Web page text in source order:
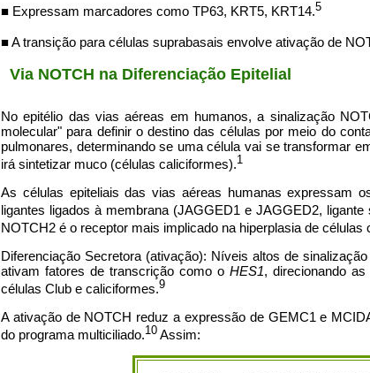
■ Expressam marcadores como TP63, KRT5, KRT14.5
■ A transição para células suprabasais envolve ativação de
Via NOTCH na Diferenciação Epitelial
No epitélio das vias aéreas em humanos, a sinalização
molecular" para definir o destino das células por meio do
pulmonares, determinando se uma célula vai se transformar
irá sintetizar muco (células caliciformes).1
As células epiteliais das vias aéreas humanas expressam
ligantes ligados à membrana (JAGGED1 e JAGGED2,
NOTCH2 é o receptor mais implicado na hiperplasia de
Diferenciação Secretora (ativação): Níveis altos de
ativam fatores de transcrição como o HES1, direcionando
células Club e caliciformes.9
A ativação de NOTCH reduz a expressão de GEMC1 e
do programa multiciliado.10 Assim: